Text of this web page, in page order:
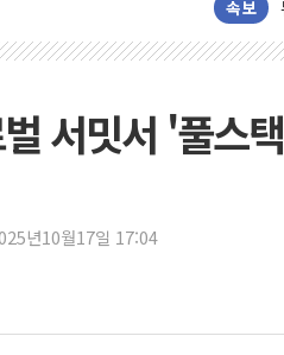
속보
서밋서 '풀스
년10월17일 17:04